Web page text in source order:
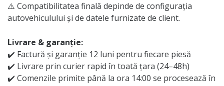
⚠️ Compatibilitatea finală depinde de configurația
autovehiculului și de datele furnizate de client.
Livrare & garanție:
✔️ Factură și garanție 12 luni pentru fiecare piesă
✔️ Livrare prin curier rapid în toată țara (24–48h)
✔️ Comenzile primite până la ora 14:00 se procesează în